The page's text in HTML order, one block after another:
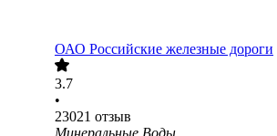
ОАО Российские железные дороги
3.7
•
23021 отзыв